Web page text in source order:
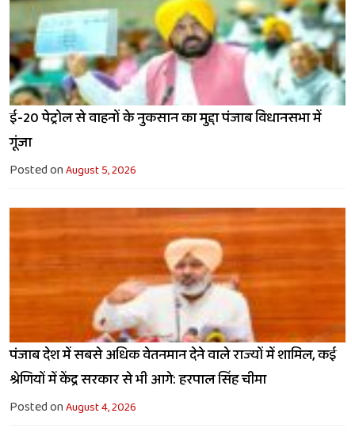
ई-20 पेट्रोल से वाहनों के नुकसान का मुद्दा पंजाब विधानसभा में
गूंजा
Posted onAugust 5, 2026
पंजाब देश में सबसे अधिक वेतनमान देने वाले राज्यों में शामिल, कई
श्रेणियों में केंद्र सरकार से भी आगे: हरपाल सिंह चीमा
Posted onAugust 4, 2026